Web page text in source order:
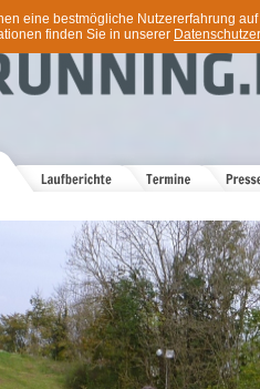
eine bestmögliche Nutzererfahrung
finden Sie in unserer